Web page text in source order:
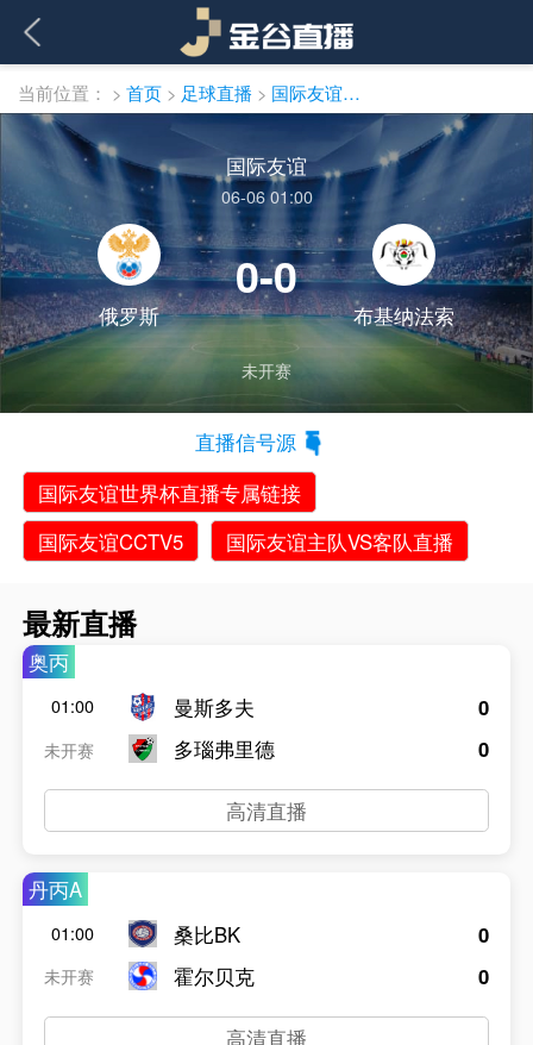
当前位置： > 首页 > 足球直播 > 国际友谊直播
国际友谊
06-06 01:00
俄罗斯
0-0
布基纳法索
未开赛
直播信号源
国际友谊世界杯直播专属链接
国际友谊CCTV5
国际友谊主队VS客队直播
最新直播
奥丙
01:00
未开赛
曼斯多夫
多瑙弗里德
0
0
高清直播
丹丙A
01:00
未开赛
桑比BK
霍尔贝克
0
0
高清直播